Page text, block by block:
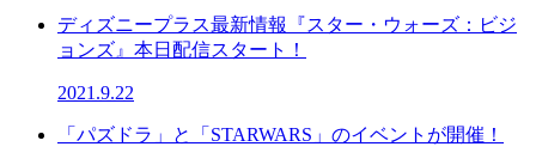
ディズニープラス最新情報『スター・ウォーズ：ビジ
ョンズ』本日配信スタート！
2021.9.22
「パズドラ」と「STARWARS」のイベントが開催！